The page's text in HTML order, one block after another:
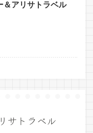
＆アリサトラベル
サトラベル